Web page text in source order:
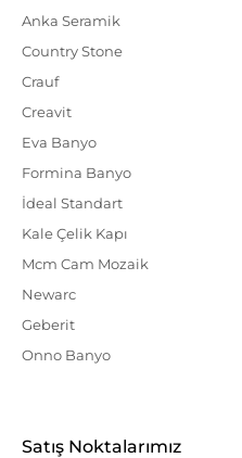
Anka Seramik
Country Stone
Crauf
Creavit
Eva Banyo
Formina Banyo
İdeal Standart
Kale Çelik Kapı
Mcm Cam Mozaik
Newarc
Geberit
Onno Banyo
Satış Noktalarımız